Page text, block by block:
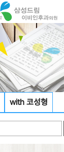
with 코성형